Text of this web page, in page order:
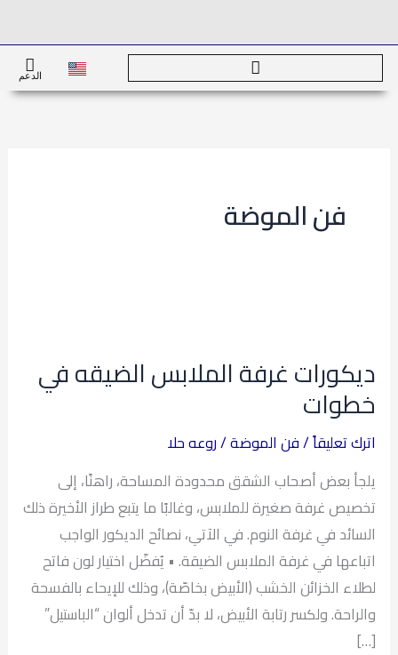
إلى
الدعم
فن الموضة
ديكورات غرفة الملابس الضيقه في
خطوات
اترك تعليقاً/فن الموضة/روعه حلا
يلجأ بعض أصحاب الشقق محدودة المساحة، راهنًا، إلى
تخصيص غرفة صغيرة للملابس، وغالبًا ما يتبع طراز الأخيرة ذلك
السائد في غرفة النوم. في الآتي، نصائح الديكور الواجب
اتباعها في غرفة الملابس الضيقة. • يُفضّل اختيار لون فاتح
لطلاء الخزائن الخشب (الأبيض بخاصّة)، وذلك للإيحاء بالفسحة
والراحة. ولكسر رتابة الأبيض، لا بدّ أن تدخل ألوان “الباستيل”
[…]
الملابس
الضيقه
خطوات